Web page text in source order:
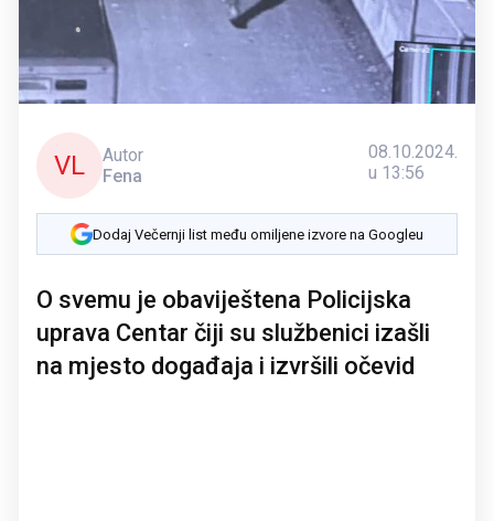
VL
Autor
Fena
08.10.2024.
u 13:56
Dodaj Večernji list među omiljene izvore na Googleu
O svemu je obaviještena Policijska
uprava Centar čiji su službenici izašli
na mjesto događaja i izvršili očevid